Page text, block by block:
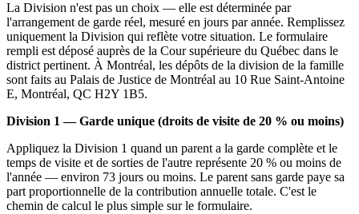
La Division n'est pas un choix — elle est déterminée par
l'arrangement de garde réel, mesuré en jours par année. Remplissez
uniquement la Division qui reflète votre situation. Le formulaire
rempli est déposé auprès de la Cour supérieure du Québec dans le
district pertinent. À Montréal, les dépôts de la division de la famille
sont faits au Palais de Justice de Montréal au 10 Rue Saint-Antoine
E, Montréal, QC H2Y 1B5.
Division 1 — Garde unique (droits de visite de 20 % ou moins)
Appliquez la Division 1 quand un parent a la garde complète et le
temps de visite et de sorties de l'autre représente 20 % ou moins de
l'année — environ 73 jours ou moins. Le parent sans garde paye sa
part proportionnelle de la contribution annuelle totale. C'est le
chemin de calcul le plus simple sur le formulaire.